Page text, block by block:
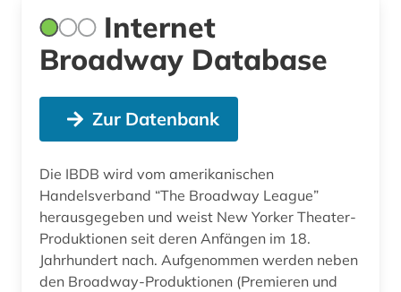
Internet
Broadway Database
Zur Datenbank
Die IBDB wird vom amerikanischen
Handelsverband “The Broadway League”
herausgegeben und weist New Yorker Theater-
Produktionen seit deren Anfängen im 18.
Jahrhundert nach. Aufgenommen werden neben
den Broadway-Produktionen (Premieren und